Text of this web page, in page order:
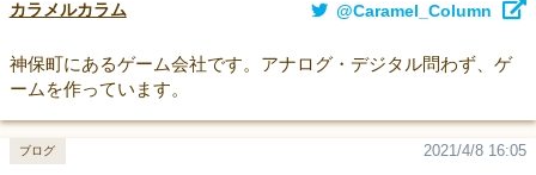
カラメルカラム @Caramel_Column
神保町にあるゲーム会社です。アナログ・デジタル問わず、ゲ
ームを作っています。
2021/4/8 16:05
ブログ